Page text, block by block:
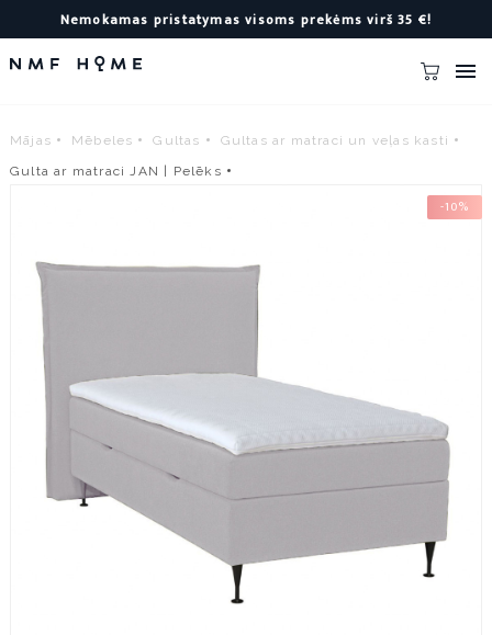
Nemokamas pristatymas visoms prekėms virš 35 €!

Mājas Mēbeles Gultas
Gultas ar matraci un veļas kasti
Gulta ar matraci JAN | Pelēks
-10%